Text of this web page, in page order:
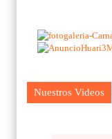
Nuestros Videos